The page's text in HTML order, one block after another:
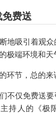
免费送
地吸引着观
极端环境和天
环节，总的来
不仅免费送要
持人的《极